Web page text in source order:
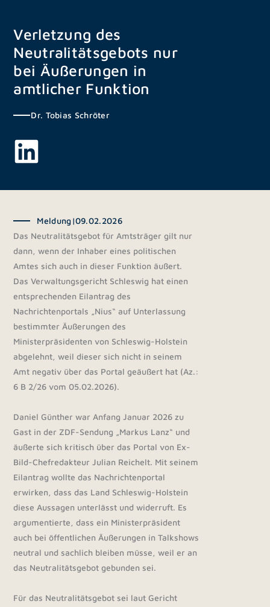
springen
Verletzung des
Neutralitätsgebots nur
bei Äußerungen in
amtlicher Funktion
Dr. Tobias Schröter
Meldung|09.02.2026
Das Neutralitätsgebot für Amtsträger gilt nur
dann, wenn der Inhaber eines politischen
Amtes sich auch in dieser Funktion äußert.
Das Verwaltungsgericht Schleswig hat einen
entsprechenden Eilantrag des
Nachrichtenportals „Nius“ auf Unterlassung
bestimmter Äußerungen des
Ministerpräsidenten von Schleswig-Holstein
abgelehnt, weil dieser sich nicht in seinem
Amt negativ über das Portal geäußert hat (Az.:
6 B 2/26 vom 05.02.2026).
Daniel Günther war Anfang Januar 2026 zu
Gast in der ZDF-Sendung „Markus Lanz“ und
äußerte sich kritisch über das Portal von Ex-
Bild-Chefredakteur Julian Reichelt. Mit seinem
Eilantrag wollte das Nachrichtenportal
erwirken, dass das Land Schleswig-Holstein
diese Aussagen unterlässt und widerruft. Es
argumentierte, dass ein Ministerpräsident
auch bei öffentlichen Äußerungen in Talkshows
neutral und sachlich bleiben müsse, weil er an
das Neutralitätsgebot gebunden sei.
Für das Neutralitätsgebot sei laut Gericht